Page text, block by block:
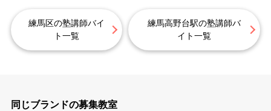
練馬区の塾講師バイ
ト一覧
練馬高野台駅の塾講師バ
イト一覧
同じブランドの募集教室